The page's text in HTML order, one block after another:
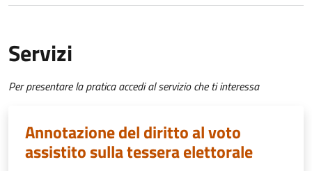
Servizi
Per presentare la pratica accedi al servizio che ti interessa
Annotazione del diritto al voto
assistito sulla tessera elettorale